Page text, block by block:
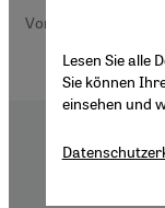
Von Hajo Goertz
Lesen Sie alle
Sie können
einsehen und